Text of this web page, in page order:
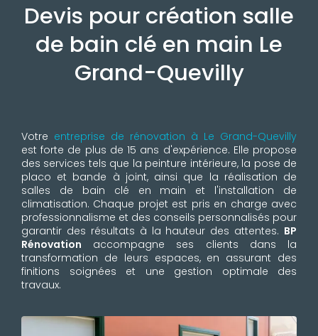
Devis pour création salle
de bain clé en main Le
Grand-Quevilly
Votre entreprise de rénovation à Le Grand-Quevilly
est forte de plus de 15 ans d'expérience. Elle propose
des services tels que la peinture intérieure, la pose de
placo et bande à joint, ainsi que la réalisation de
salles de bain clé en main et l'installation de
climatisation. Chaque projet est pris en charge avec
professionnalisme et des conseils personnalisés pour
garantir des résultats à la hauteur des attentes. BP
Rénovation accompagne ses clients dans la
transformation de leurs espaces, en assurant des
finitions soignées et une gestion optimale des
travaux.